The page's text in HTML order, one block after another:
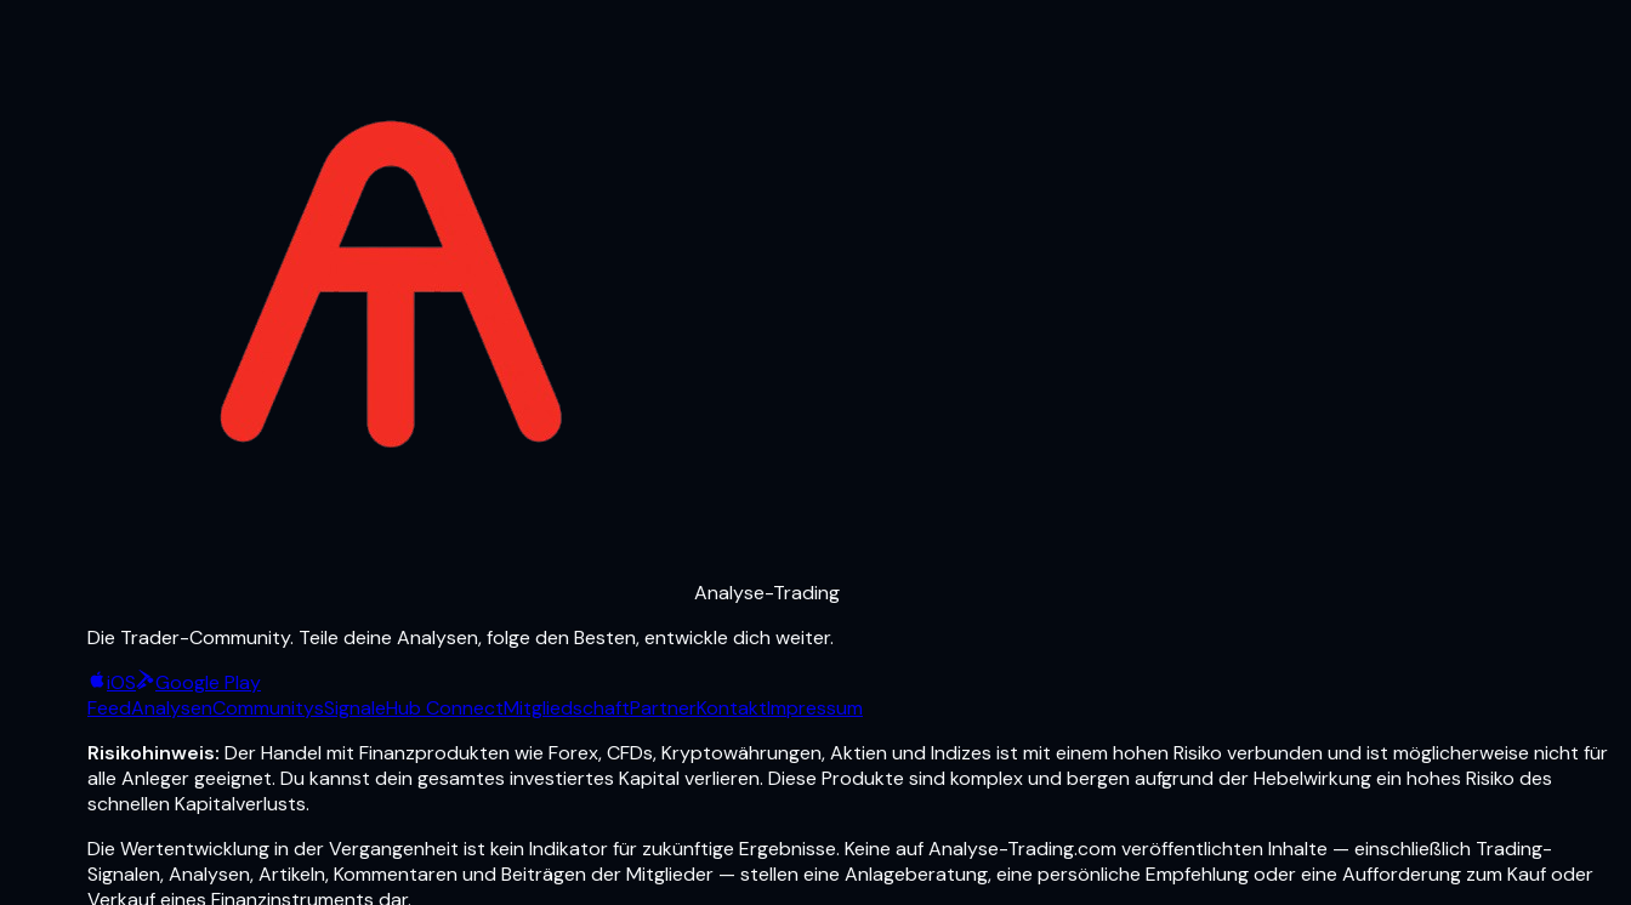
Analyse-Trading
Die Trader-Community. Teile deine Analysen, folge den Besten, entwickle dich weiter.
iOS
Google Play
FeedAnalysenCommunitysSignaleHub ConnectMitgliedschaftPartnerKontaktImpressum
Risikohinweis: Der Handel mit Finanzprodukten wie Forex, CFDs, Kryptowährungen, Aktien und Indizes ist mit einem hohen Risiko verbunden und ist möglicherweise nicht für
alle Anleger geeignet. Du kannst dein gesamtes investiertes Kapital verlieren. Diese Produkte sind komplex und bergen aufgrund der Hebelwirkung ein hohes Risiko des
schnellen Kapitalverlusts.
Die Wertentwicklung in der Vergangenheit ist kein Indikator für zukünftige Ergebnisse. Keine auf Analyse-Trading.com veröffentlichten Inhalte — einschließlich Trading-
Signalen, Analysen, Artikeln, Kommentaren und Beiträgen der Mitglieder — stellen eine Anlageberatung, eine persönliche Empfehlung oder eine Aufforderung zum Kauf oder
Verkauf eines Finanzinstruments dar.